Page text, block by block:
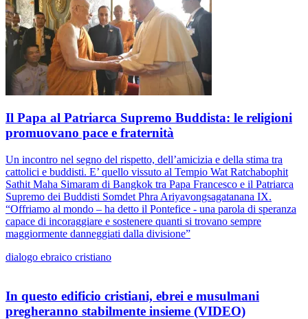
Il Papa al Patriarca Supremo Buddista: le religioni
promuovano pace e fraternità
Un incontro nel segno del rispetto, dell’amicizia e della stima tra
cattolici e buddisti. E’ quello vissuto al Tempio Wat Ratchabophit
Sathit Maha Simaram di Bangkok tra Papa Francesco e il Patriarca
Supremo dei Buddisti Somdet Phra Ariyavongsagatanana IX.
“Offriamo al mondo – ha detto il Pontefice - una parola di speranza
capace di incoraggiare e sostenere quanti si trovano sempre
maggiormente danneggiati dalla divisione”
dialogo ebraico cristiano
In questo edificio cristiani, ebrei e musulmani
pregheranno stabilmente insieme (VIDEO)